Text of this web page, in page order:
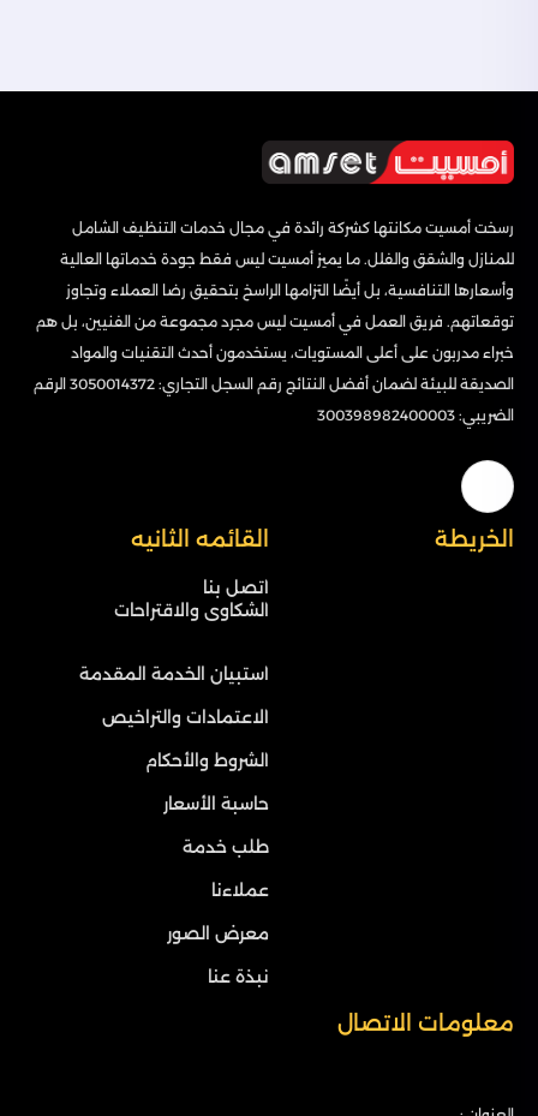
رسخت أمسيت مكانتها كشركة رائدة في مجال خدمات التنظيف الشامل
للمنازل والشقق والفلل. ما يميز أمسيت ليس فقط جودة خدماتها العالية
وأسعارها التنافسية، بل أيضًا التزامها الراسخ بتحقيق رضا العملاء وتجاوز
توقعاتهم. فريق العمل في أمسيت ليس مجرد مجموعة من الفنيين، بل هم
خبراء مدربون على أعلى المستويات، يستخدمون أحدث التقنيات والمواد
الصديقة للبيئة لضمان أفضل النتائج رقم السجل التجاري: 3050014372 الرقم
الضريبي: 300398982400003
الخريطة القائمه الثانيه
اتصل بنا
الشكاوى والاقتراحات
استبيان الخدمة المقدمة
الاعتمادات والتراخيص
الشروط والأحكام
حاسبة الأسعار
طلب خدمة
عملاءنا
معرض الصور
نبذة عنا
معلومات الاتصال